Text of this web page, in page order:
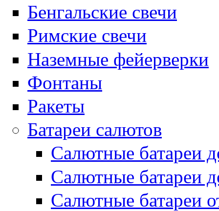
Бенгальские свечи
Римские свечи
Наземные фейерверки
Фонтаны
Ракеты
Батареи салютов
Салютные батареи
Салютные батареи
Салютные батареи